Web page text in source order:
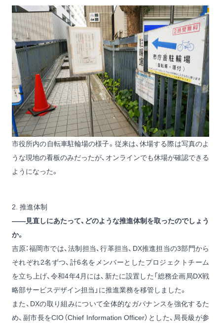
市役所内の自転車駐輪場の様子。従来は、休場する際は写真のよ
うな現地の看板のみだったが、オンラインでも休場が確認できる
ようになった。
2. 推進体制
——見直しにあたって、どのような推進体制を取ったのでしょう
か。
吉原：福岡市では、法制担当、行革担当、DX推進担当の3部門から
それぞれ2名ずつ、計6名をメンバーとしたプロジェクトチーム
を立ち上げ、令和4年4月には、新たに設置した「総務企画局DX戦
略部サービスデザイン担当」に推進業務を移管しました。
また、DXの取り組みについて全体的なガバナンスを強化するた
め、副市長をCIO（Chief Information Officer）とした、局長級が参